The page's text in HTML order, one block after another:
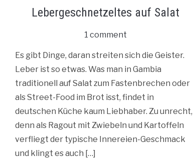
Lebergeschnetzeltes auf Salat
1 comment
Es gibt Dinge, daran streiten sich die Geister.
Leber ist so etwas. Was man in Gambia
traditionell auf Salat zum Fastenbrechen oder
als Street-Food im Brot isst, findet in
deutschen Küche kaum Liebhaber. Zu unrecht,
denn als Ragout mit Zwiebeln und Kartoffeln
verfliegt der typische Innereien-Geschmack
und klingt es auch […]